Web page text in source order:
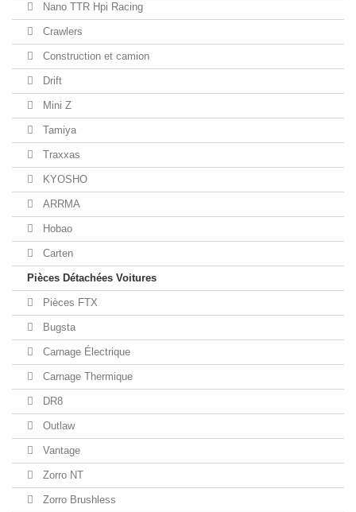
Nano TTR Hpi Racing
Crawlers
Construction et camion
Drift
Mini Z
Tamiya
Traxxas
KYOSHO
ARRMA
Hobao
Carten
Pièces Détachées Voitures
Pièces FTX
Bugsta
Carnage Électrique
Carnage Thermique
DR8
Outlaw
Vantage
Zorro NT
Zorro Brushless